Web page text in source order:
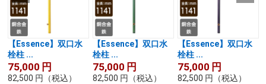
【Essence】双口水
栓柱 ...
75,000 円
82,500 円 （税込）
【Essence】双口水
栓柱 ...
75,000 円
82,500 円 （税込）
【Essence】双口水
栓柱 ...
75,000 円
82,500 円 （税込）